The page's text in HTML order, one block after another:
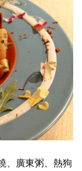
、廣東粥、熱狗